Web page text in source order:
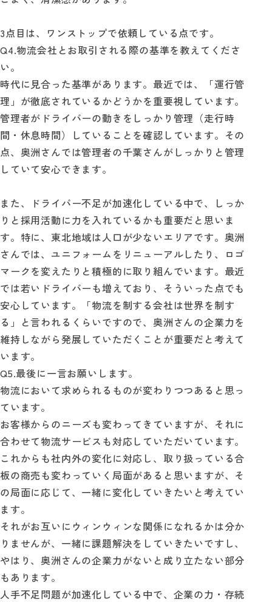
3点目は、ワンストップで依頼している点です。
Q4.物流会社とお取引される際の基準を教えてくださ
い。
時代に見合った基準があります。最近では、「運行管
理」が徹底されているかどうかを重要視しています。
管理者がドライバーの動きをしっかり管理（走行時
間・休息時間）していることを確認しています。その
点、奥洲さんでは管理者の千葉さんがしっかりと管理
していて安心できます。
また、ドライバー不足が加速化している中で、しっか
りと採用活動に力を入れているかも重要だと思いま
す。特に、東北地域は人口が少ないエリアです。奥洲
さんでは、ユニフォームをリニューアルしたり、ロゴ
マークを変えたりと積極的に取り組んでいます。最近
では若いドライバーも増えており、そういった点でも
安心しています。「物流を制する会社は世界を制す
る」と言われるくらいですので、奥洲さんの企業力を
維持しながら発展していただくことが重要だと考えて
います。
Q5.最後に一言お願いします。
物流において求められるものが変わりつつあると思っ
ています。
お客様からのニーズも変わってきていますが、それに
合わせて物流サービスも対応していただいています。
これからも社内外の変化に対応し、取り扱っている合
板の商売も変わっていく局面があると思いますが、そ
の局面に応じて、一緒に変化していきたいと考えてい
ます。
それがお互いにウィンウィンな関係になれるかは分か
りませんが、一緒に課題解決をしていきたいですし、
やはり、奥洲さんの企業力がないと成り立たない部分
もあります。
人手不足問題が加速化している中で、企業の力・存続